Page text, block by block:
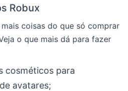
Robux
coisas do que só comprar
o que mais dá para fazer
cosméticos para
avatares;